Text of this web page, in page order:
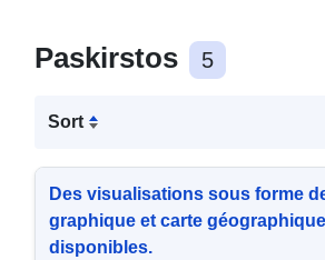
Paskirstos 5
Sort
Des visualisations sous forme
graphique et carte
disponibles.